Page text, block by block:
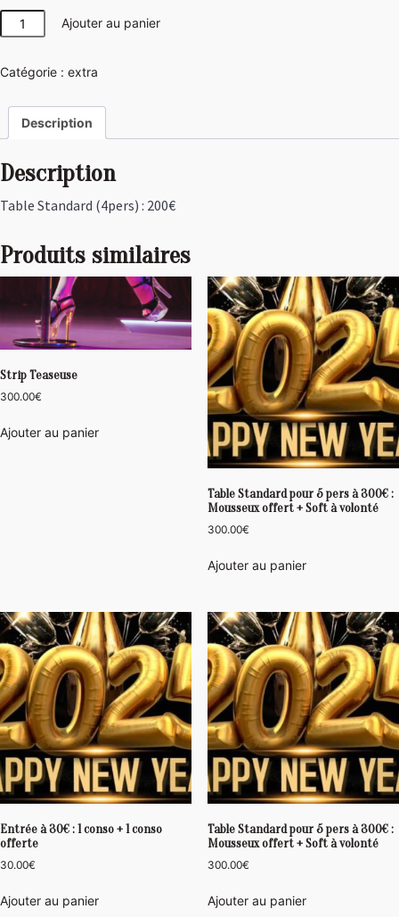
quantité
de
Standard
200€
Ajouter au panier
Catégorie : extra
Description
Description
Table Standard (4pers) : 200€
Produits similaires
Strip Teaseuse
300.00€
Ajouter au panier
Table Standard pour 5 pers à 300€ :
Mousseux offert + Soft à volonté
300.00€
Ajouter au panier
Entrée à 30€ : 1 conso + 1 conso
offerte
30.00€
Ajouter au panier
Table Standard pour 5 pers à 300€ :
Mousseux offert + Soft à volonté
300.00€
Ajouter au panier